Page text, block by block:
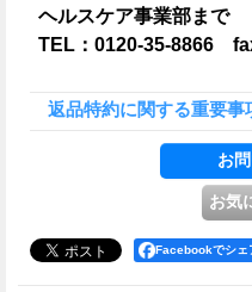
ヘルスケア事業部まで
TEL：0120-35-8866
返品特約に関する重要事
Facebookでシェ